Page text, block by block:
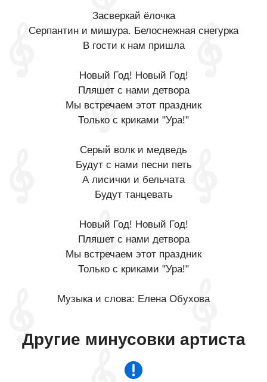
Засверкай ёлочка
Серпантин и мишура. Белоснежная снегурка
В гости к нам пришла
Новый Год! Новый Год!
Пляшет с нами детвора
Мы встречаем этот праздник
Только с криками "Ура!"
Серый волк и медведь
Будут с нами песни петь
А лисички и бельчата
Будут танцевать
Новый Год! Новый Год!
Пляшет с нами детвора
Мы встречаем этот праздник
Только с криками "Ура!"
Музыка и слова: Елена Обухова
Другие минусовки артиста